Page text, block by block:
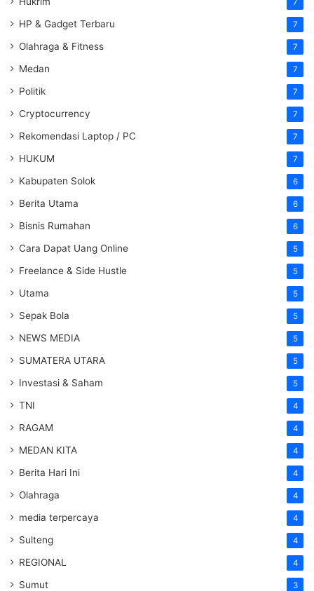
7
HP & Gadget Terbaru 7
Olahraga & Fitness 7
Medan 7
Politik 7
Cryptocurrency 7
Rekomendasi Laptop / PC 7
HUKUM 7
Kabupaten Solok 6
Berita Utama 6
Bisnis Rumahan 6
Cara Dapat Uang Online 5
Freelance & Side Hustle 5
Utama 5
Sepak Bola 5
NEWS MEDIA 5
SUMATERA UTARA 5
Investasi & Saham 5
TNI 4
RAGAM 4
MEDAN KITA 4
Berita Hari Ini 4
Olahraga 4
media terpercaya 4
Sulteng 4
REGIONAL 4
Sumut 3